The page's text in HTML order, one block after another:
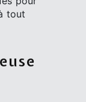
tout